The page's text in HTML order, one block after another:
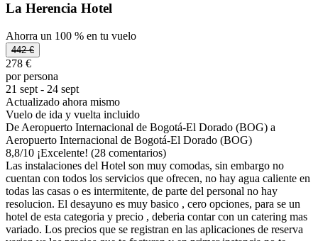
La Herencia Hotel
Ahorra un 100 % en tu vuelo
442 €
278 €
por persona
21 sept - 24 sept
Actualizado ahora mismo
Vuelo de ida y vuelta incluido
De Aeropuerto Internacional de Bogotá-El Dorado (BOG) a
Aeropuerto Internacional de Bogotá-El Dorado (BOG)
8,8/10 ¡Excelente! (28 comentarios)
Las instalaciones del Hotel son muy comodas, sin embargo no
cuentan con todos los servicios que ofrecen, no hay agua caliente en
todas las casas o es intermitente, de parte del personal no hay
resolucion. El desayuno es muy basico , cero opciones, para se un
hotel de esta categoria y precio , deberia contar con un catering mas
variado. Los precios que se registran en las aplicaciones de reserva